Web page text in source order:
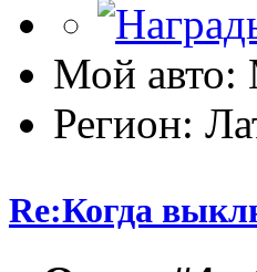
Мой авто:
Регион:
Re:Когда